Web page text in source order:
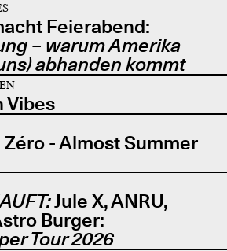
Feierabend:
– warum Amerika
abhanden kommt
Vibes
- Almost Summer
Jule X, ANRU,
Burger:
Tour 2026